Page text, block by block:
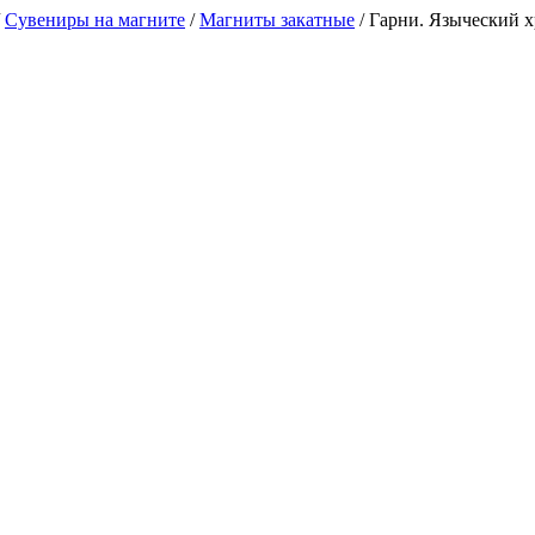
Сувениры на магните /Магниты закатные /Гарни. Языческий